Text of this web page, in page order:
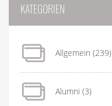
KATEGORIEN
Allgemein (239)
Alumni (3)